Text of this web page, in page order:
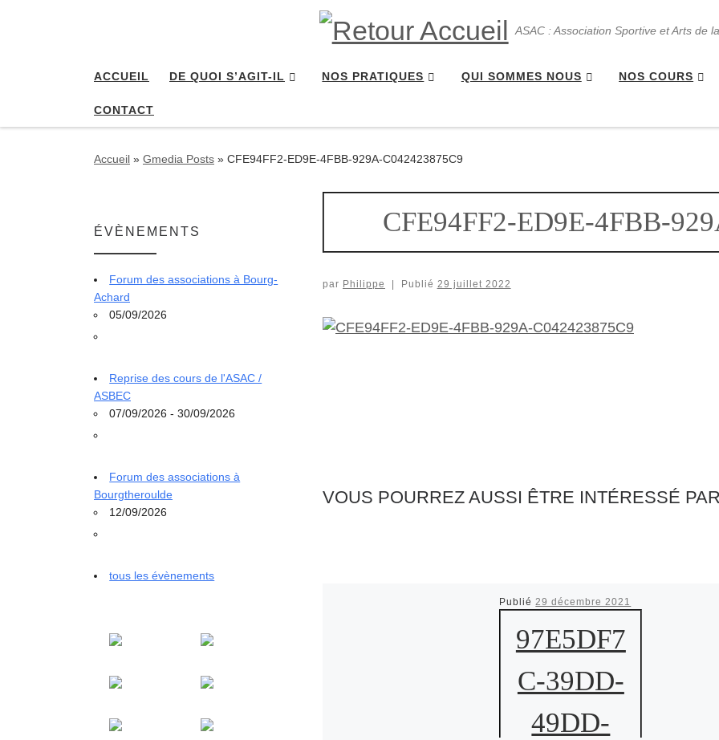
ASAC : Association Sportive et Arts de
ACCUEIL DE QUOI S’AGIT-IL NOS PRATIQUES QUI SOMMES NOUS NOS COURS
CONTACT
Accueil » Gmedia Posts » CFE94FF2-ED9E-4FBB-929A-C042423875C9
CFE94FF2-ED9E-4FBB-
par Philippe Publié 29 juillet 2022
VOUS POURREZ AUSSI ÊTRE INTÉRESSÉ PAR
Publié29 décembre 2021
97E5DF7
C-39DD-
49DD-
ÉVÈNEMENTS
Forum des associations à Bourg-
Achard
05/09/2026
Reprise des cours de l'ASAC /
ASBEC
07/09/2026 - 30/09/2026
Forum des associations à
Bourgtheroulde
12/09/2026
tous les évènements